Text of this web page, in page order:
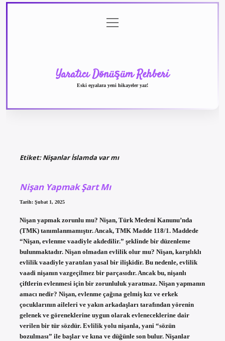
menüyü
aç
Yaratıcı Dönüşüm Rehberi
Eski eşyalara yeni hikayeler yaz!
Etiket:Nişanlar İslamda var mı
Nişan Yapmak Şart Mı
Tarih: Şubat 1, 2025
Nişan yapmak zorunlu mu? Nişan, Türk Medeni Kanunu’nda
(TMK) tanımlanmamıştır. Ancak, TMK Madde 118/1. Maddede
“Nişan, evlenme vaadiyle akdedilir.” şeklinde bir düzenleme
bulunmaktadır. Nişan olmadan evlilik olur mu? Nişan, karşılıklı
evlilik vaadiyle yaratılan yasal bir ilişkidir. Bu nedenle, evlilik
vaadi nişanın vazgeçilmez bir parçasıdır. Ancak bu, nişanlı
çiftlerin evlenmesi için bir zorunluluk yaratmaz. Nişan yapmanın
amacı nedir? Nişan, evlenme çağına gelmiş kız ve erkek
çocuklarının aileleri ve yakın arkadaşları tarafından yörenin
gelenek ve göreneklerine uygun olarak evleneceklerine dair
verilen bir tür sözdür. Evlilik yolu nişanla, yani “sözün
bozulması” ile başlar ve kına ve düğünle son bulur. Nişanlar